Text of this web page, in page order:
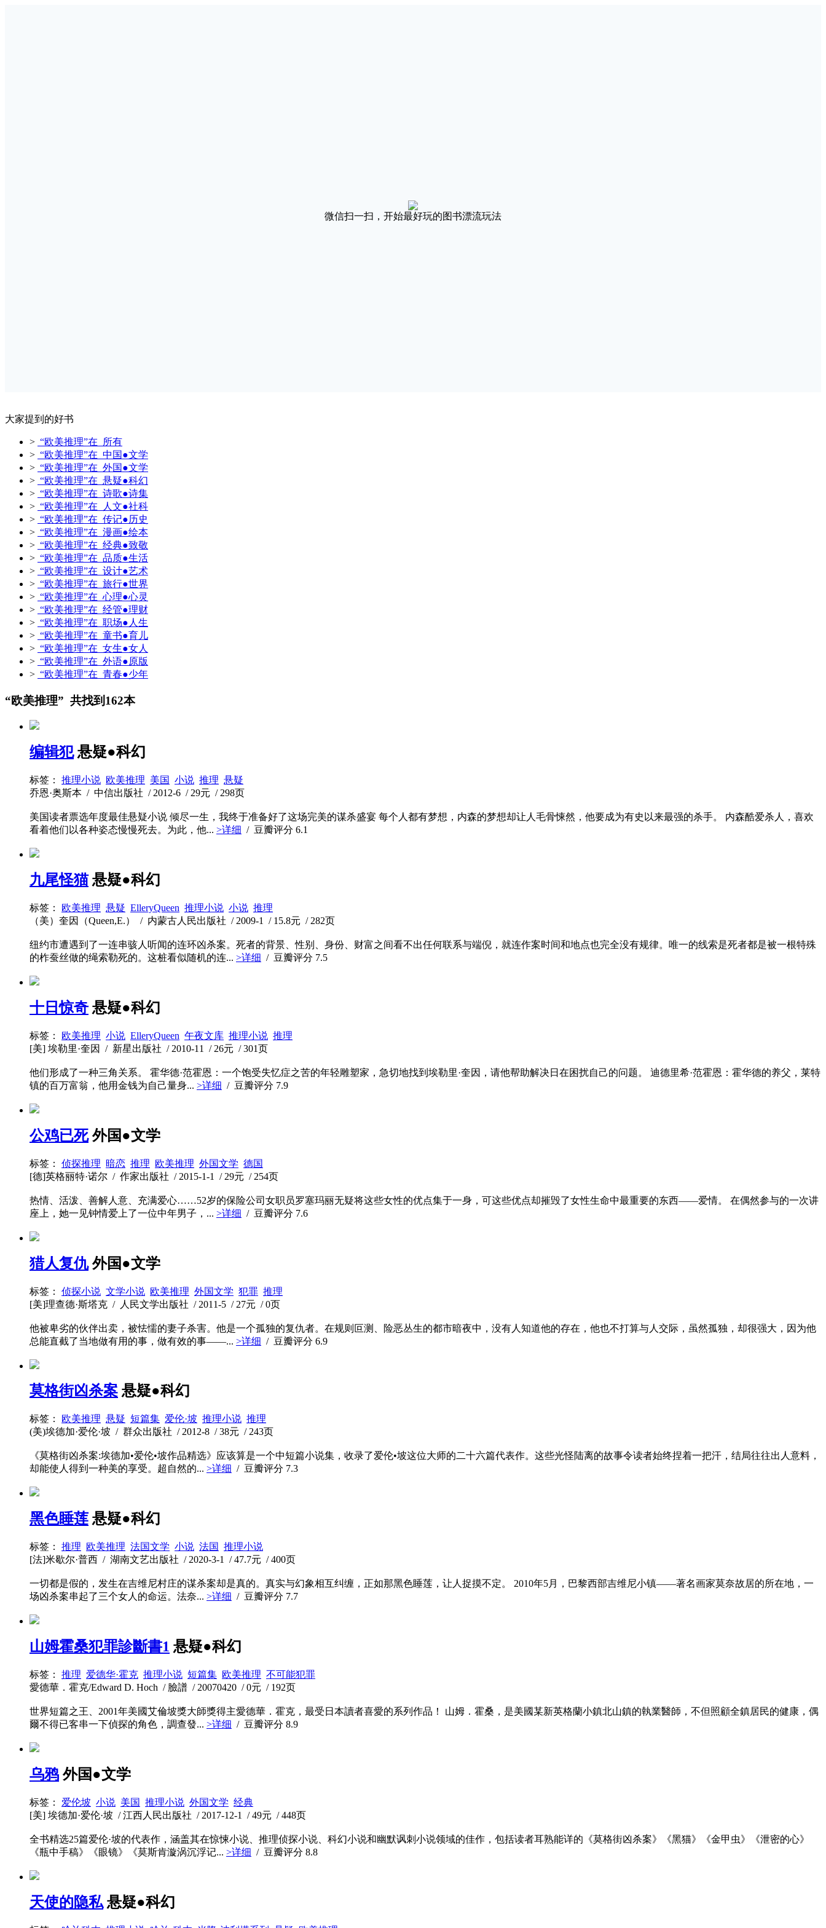
微信扫一扫，开始最好玩的图书漂流玩法
大家提到的好书
> “欧美推理”在 所有
> “欧美推理”在 中国●文学
> “欧美推理”在 外国●文学
> “欧美推理”在 悬疑●科幻
> “欧美推理”在 诗歌●诗集
> “欧美推理”在 人文●社科
> “欧美推理”在 传记●历史
> “欧美推理”在 漫画●绘本
> “欧美推理”在 经典●致敬
> “欧美推理”在 品质●生活
> “欧美推理”在 设计●艺术
> “欧美推理”在 旅行●世界
> “欧美推理”在 心理●心灵
> “欧美推理”在 经管●理财
> “欧美推理”在 职场●人生
> “欧美推理”在 童书●育儿
> “欧美推理”在 女生●女人
> “欧美推理”在 外语●原版
> “欧美推理”在 青春●少年
“欧美推理” 共找到162本
编辑犯 悬疑●科幻
标签： 推理小说 欧美推理 美国 小说 推理 悬疑
乔恩·奥斯本 / 中信出版社 / 2012-6 / 29元 / 298页
美国读者票选年度最佳悬疑小说 倾尽一生，我终于准备好了这场完美的谋杀盛宴 每个人都有梦想，内森的梦想却让人毛骨悚然，他要成为有史以来最强的杀手。 内森酷爱杀人，喜欢
看着他们以各种姿态慢慢死去。为此，他... >详细 / 豆瓣评分 6.1
九尾怪猫 悬疑●科幻
标签： 欧美推理 悬疑 ElleryQueen 推理小说 小说 推理
（美）奎因（Queen,E.） / 内蒙古人民出版社 / 2009-1 / 15.8元 / 282页
纽约市遭遇到了一连串骇人听闻的连环凶杀案。死者的背景、性别、身份、财富之间看不出任何联系与端倪，就连作案时间和地点也完全没有规律。唯一的线索是死者都是被一根特殊
的柞蚕丝做的绳索勒死的。这桩看似随机的连... >详细 / 豆瓣评分 7.5
十日惊奇 悬疑●科幻
标签： 欧美推理 小说 ElleryQueen 午夜文库 推理小说 推理
[美] 埃勒里·奎因 / 新星出版社 / 2010-11 / 26元 / 301页
他们形成了一种三角关系。 霍华德·范霍恩：一个饱受失忆症之苦的年轻雕塑家，急切地找到埃勒里·奎因，请他帮助解决日在困扰自己的问题。 迪德里希·范霍恩：霍华德的养父，莱特
镇的百万富翁，他用金钱为自己量身... >详细 / 豆瓣评分 7.9
公鸡已死 外国●文学
标签： 侦探推理 暗恋 推理 欧美推理 外国文学 德国
[德]英格丽特·诺尔 / 作家出版社 / 2015-1-1 / 29元 / 254页
热情、活泼、善解人意、充满爱心……52岁的保险公司女职员罗塞玛丽无疑将这些女性的优点集于一身，可这些优点却摧毁了女性生命中最重要的东西——爱情。 在偶然参与的一次讲
座上，她一见钟情爱上了一位中年男子，... >详细 / 豆瓣评分 7.6
猎人复仇 外国●文学
标签： 侦探小说 文学小说 欧美推理 外国文学 犯罪 推理
[美]理查德·斯塔克 / 人民文学出版社 / 2011-5 / 27元 / 0页
他被卑劣的伙伴出卖，被怯懦的妻子杀害。他是一个孤独的复仇者。在规则叵测、险恶丛生的都市暗夜中，没有人知道他的存在，他也不打算与人交际，虽然孤独，却很强大，因为他
总能直截了当地做有用的事，做有效的事——... >详细 / 豆瓣评分 6.9
莫格街凶杀案 悬疑●科幻
标签： 欧美推理 悬疑 短篇集 爱伦·坡 推理小说 推理
(美)埃德加·爱伦·坡 / 群众出版社 / 2012-8 / 38元 / 243页
《莫格街凶杀案:埃德加•爱伦•坡作品精选》应该算是一个中短篇小说集，收录了爱伦•坡这位大师的二十六篇代表作。这些光怪陆离的故事令读者始终捏着一把汗，结局往往出人意料，
却能使人得到一种美的享受。超自然的... >详细 / 豆瓣评分 7.3
黑色睡莲 悬疑●科幻
标签： 推理 欧美推理 法国文学 小说 法国 推理小说
[法]米歇尔·普西 / 湖南文艺出版社 / 2020-3-1 / 47.7元 / 400页
一切都是假的，发生在吉维尼村庄的谋杀案却是真的。真实与幻象相互纠缠，正如那黑色睡莲，让人捉摸不定。 2010年5月，巴黎西部吉维尼小镇——著名画家莫奈故居的所在地，一
场凶杀案串起了三个女人的命运。法奈... >详细 / 豆瓣评分 7.7
山姆霍桑犯罪診斷書1 悬疑●科幻
标签： 推理 爱德华·霍克 推理小说 短篇集 欧美推理 不可能犯罪
愛德華．霍克/Edward D. Hoch / 臉譜 / 20070420 / 0元 / 192页
世界短篇之王、2001年美國艾倫坡獎大師獎得主愛德華．霍克，最受日本讀者喜愛的系列作品！ 山姆．霍桑，是美國某新英格蘭小鎮北山鎮的執業醫師，不但照顧全鎮居民的健康，偶
爾不得已客串一下偵探的角色，調查發... >详细 / 豆瓣评分 8.9
乌鸦 外国●文学
标签： 爱伦坡 小说 美国 推理小说 外国文学 经典
[美] 埃德加·爱伦·坡 / 江西人民出版社 / 2017-12-1 / 49元 / 448页
全书精选25篇爱伦·坡的代表作，涵盖其在惊悚小说、推理侦探小说、科幻小说和幽默讽刺小说领域的佳作，包括读者耳熟能详的《莫格街凶杀案》《黑猫》《金甲虫》《泄密的心》
《瓶中手稿》《眼镜》《莫斯肯漩涡沉浮记... >详细 / 豆瓣评分 8.8
天使的隐私 悬疑●科幻